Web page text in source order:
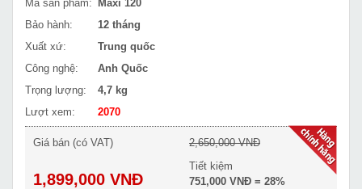
Mã sản phẩm:
Maxi 120
Bảo hành:
12 tháng
Xuất xứ:
Trung quốc
Công nghệ:
Anh Quốc
Trọng lượng:
4,7 kg
Lượt xem:
2070
Giá bán (có VAT)
1,899,000 VNĐ
2,650,000 VNĐ
Tiết kiệm
751,000 VNĐ = 28%